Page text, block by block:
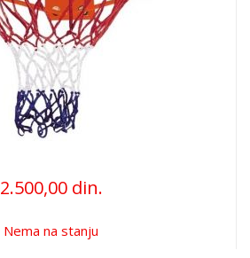
2.500,00 din.
Nema na stanju